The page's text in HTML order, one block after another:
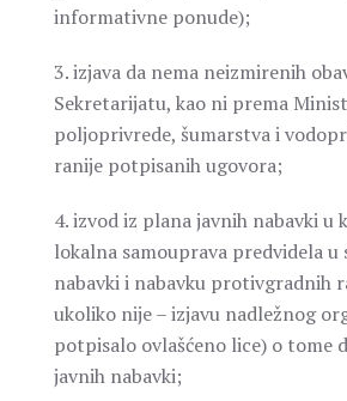
informativne ponude);
3. izjava da nema neizmirenih
Sekretarijatu, kao ni prema
poljoprivrede, šumarstva i
ranije potpisanih ugovora;
4. izvod iz plana javnih nabavki u
lokalna samouprava predvidela
nabavki i nabavku protivgradnih
ukoliko nije – izjavu nadležnog
potpisalo ovlašćeno lice) o tome
javnih nabavki;